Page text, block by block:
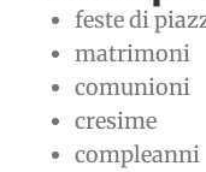
feste di
matrimoni
comunioni
cresime
compleanni